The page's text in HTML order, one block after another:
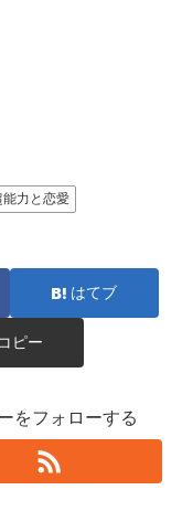
能力と恋愛
はてブ
コピー
をフォローする